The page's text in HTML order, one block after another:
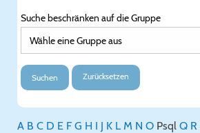
Suche beschränken auf die Gruppe
Suchen Zurücksetzen
A B C D E F G H I J K L M N O Psql Q R